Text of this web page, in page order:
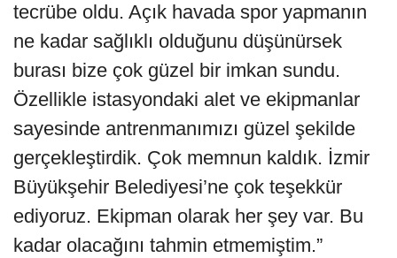
tecrübe oldu. Açık havada spor yapmanın
ne kadar sağlıklı olduğunu düşünürsek
burası bize çok güzel bir imkan sundu.
Özellikle istasyondaki alet ve ekipmanlar
sayesinde antrenmanımızı güzel şekilde
gerçekleştirdik. Çok memnun kaldık. İzmir
Büyükşehir Belediyesi’ne çok teşekkür
ediyoruz. Ekipman olarak her şey var. Bu
kadar olacağını tahmin etmemiştim.”